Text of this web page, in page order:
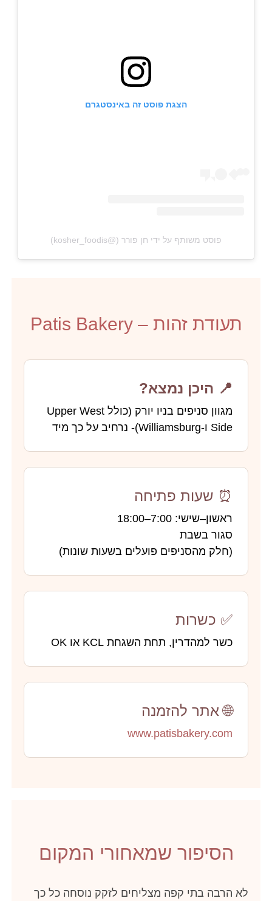
הצגת פוסט זה באינסטגרם
פוסט משותף על ידי ‏‎חן פורר‎‏ (@‏‎kosher_foodis‎‏)
תעודת זהות – Patis Bakery
📍 היכן נמצא?
מגוון סניפים בניו יורק (כולל Upper West
Side ו-Williamsburg)- נרחיב על כך מיד
⏰ שעות פתיחה
ראשון–שישי: 7:00–18:00
סגור בשבת
(חלק מהסניפים פועלים בשעות שונות)
✅ כשרות
כשר למהדרין, תחת השגחת KCL או OK
🌐 אתר להזמנה
www.patisbakery.com
הסיפור שמאחורי המקום
לא הרבה בתי קפה מצליחים לזקק נוסחה כל כך